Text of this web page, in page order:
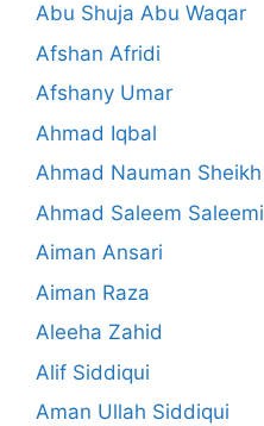
Abu Shuja Abu Waqar
Afshan Afridi
Afshany Umar
Ahmad Iqbal
Ahmad Nauman Sheikh
Ahmad Saleem Saleemi
Aiman Ansari
Aiman Raza
Aleeha Zahid
Alif Siddiqui
Aman Ullah Siddiqui